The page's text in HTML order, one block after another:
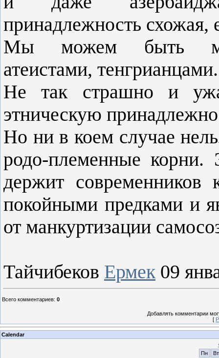
принадлежность схожая,
Мы можем быть
атеистами, тенгрианцами.
Не так страшно и
этническую
Но ни в коем случае
родо-племенные корни.
держит
покойными предками и
от манкуртизации
Тайчибеков Ермек 09
Всего комментариев: 0
Добавлять комментарии
[
Calendar
Пн
Вт